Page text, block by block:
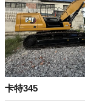
卡特345